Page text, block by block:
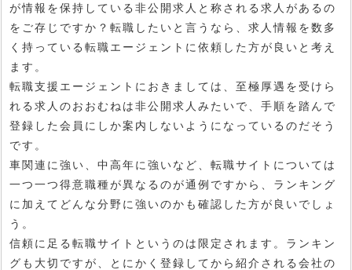
が情報を保持している非公開求人と称される求人があるの
をご存じですか？転職したいと言うなら、求人情報を数多
く持っている転職エージェントに依頼した方が良いと考え
ます。
転職支援エージェントにおきましては、至極厚遇を受けら
れる求人のおおむねは非公開求人みたいで、手順を踏んで
登録した会員にしか案内しないようになっているのだそう
です。
車関連に強い、中高年に強いなど、転職サイトについては
一つ一つ得意職種が異なるのが通例ですから、ランキング
に加えてどんな分野に強いのかも確認した方が良いでしょ
う。
信頼に足る転職サイトというのは限定されます。ランキン
グも大切ですが、とにかく登録してから紹介される会社の